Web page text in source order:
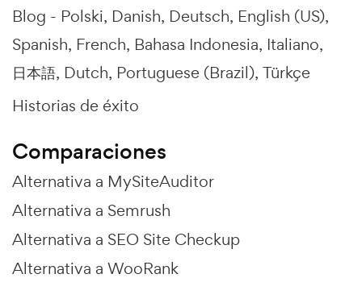
Blog - Polski Danish Deutsch English (US)
Spanish French Bahasa Indonesia Italiano
日本語 Dutch Portuguese (Brazil) Türkçe
Historias de éxito
Comparaciones
Alternativa a MySiteAuditor
Alternativa a Semrush
Alternativa a SEO Site Checkup
Alternativa a WooRank